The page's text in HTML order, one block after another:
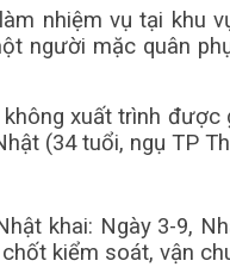
nhiệm vụ tại
người mặc quân
xuất trình
(34 tuổi, ngụ TP
khai: Ngày 3-9,
kiểm soát, vận